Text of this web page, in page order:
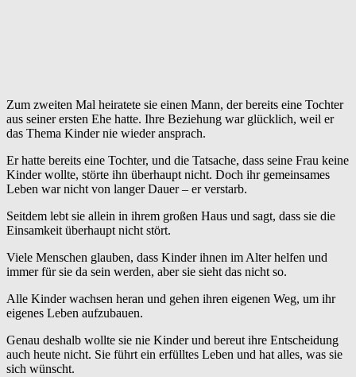
Zum zweiten Mal heiratete sie einen Mann, der bereits eine Tochter
aus seiner ersten Ehe hatte. Ihre Beziehung war glücklich, weil er
das Thema Kinder nie wieder ansprach.
Er hatte bereits eine Tochter, und die Tatsache, dass seine Frau keine
Kinder wollte, störte ihn überhaupt nicht. Doch ihr gemeinsames
Leben war nicht von langer Dauer – er verstarb.
Seitdem lebt sie allein in ihrem großen Haus und sagt, dass sie die
Einsamkeit überhaupt nicht stört.
Viele Menschen glauben, dass Kinder ihnen im Alter helfen und
immer für sie da sein werden, aber sie sieht das nicht so.
Alle Kinder wachsen heran und gehen ihren eigenen Weg, um ihr
eigenes Leben aufzubauen.
Genau deshalb wollte sie nie Kinder und bereut ihre Entscheidung
auch heute nicht. Sie führt ein erfülltes Leben und hat alles, was sie
sich wünscht.